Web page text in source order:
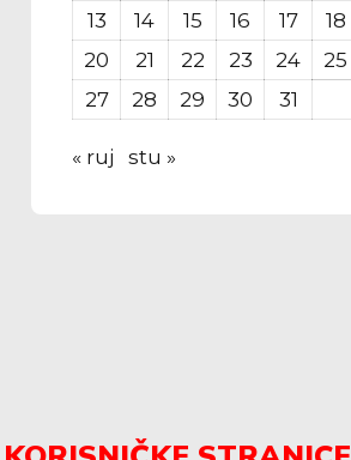
13
14 15 16 17 18
20
21 22 23 24 25
27
28 29 30 31
« ruj stu »